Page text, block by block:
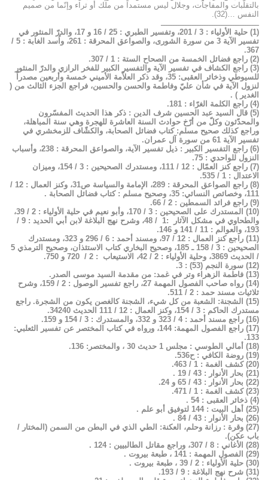
بالتقلّبات والمفاجآت، وجلال ليس مستمداً من ملك أو ثراء وإنّما من صميم
النفس …(32).
ـــــــــــــــــــــــــــــــــــــــــ
(1) حلية الأولياء : 3 / 201، وتفسير الطبري : 25 / 16 و 17، والدرّ المنثور في
تفسير الآية 3 من سورة الشورى، والصواعق المحرقة : 261، واُسد الغابة : 5 /
367.
(2) راجع فضائل الخمسة من الصحاح الستة : 1 / 307.
(3) راجع الكشاف في تفسير الآية والتفسير الكبير للفخر الرازي والدرّ المنثور
للسيوطي وذخائر العقبى: 35، وقد ذكر العلاّمة الأميني خمسة وأربعين مصدراً
لنزول الآية في شأن عليّ وفاطمة والحسن والحسين، فراجع الجزء الثالث من (
الغدير ) .
(4) راجع الكلمة الغرّاء : 181.
(5) قال السيد عبد الحسين شرف الدين : ذكر هذا الحديث المفسّرون
والمحدّثون وكلّ من أرّخ حوادث السنة العاشرة للهجرة وهي سنة المباهلة،
وراجع كذلك صحيح مسلم: كتاب فضائل الصحابة، والكشّاف للزمخشري في
تفسير الآية 61 من سورة آل عمران.
(6) راجع التفسير الكبير : ذيل تفسير الآية، والصواعق المحرقة : 238، وأسباب
النزول للواحدي : 75.
(7) راجع كنز العمّال : 12 / 111، ومستدرك الصحيحين : 3 / 154، وميزان
الاعتدال : 1 / 535.
(8) راجع الصواعق المحرقة : 289، الإمامة والسياسة ص31، وكنز العمال : 12 /
111، وخصائص النسائي: 35، وصحيح مسلم : كتاب فضائل الصحابة .
(9) راجع فرائد السمطين : 2 / 66.
(10) المستدرك على الصحيحين : 3 / 170، وأبو نعيم في حلية الأولياء : 2 / 39،
والطحاوي في مشكل الآثار :1 / 48، وشرح نهج البلاغة لابن أبي الحديد : 9 /
193، والعوالم : 11 / 141 و 146.
(11) راجع كنز العمال : 12 / 97، ومسند أحمد : 6 / 296 و 323، ومستدرك
الصحيحين : 3 / 158 ـ 185، وصحيح البخاري كتاب الاستئذان، وصحيح الترمذي 5
/ الحديث 3869، وحلية الأولياء : 2 / 42، الاستيعاب : 2 / 720 و 750.
(12) سورة النجم (53) : 3.
(13) فاطمة الزهراء وتر في غمد: من مقدمة السيد موسى الصدر.
(14) رواه صاحب الفصول المهمة 27، راجع تفسير الوصول : 2 / 159، وشرح
ثلاثيات مسند حمد : 2 / 511.
(15) الشجنة: الشعبة من كل شيء، الشجنة كالغصن يكون من الشجرة. راجع
مستدرك الحاكم : 3 / 154، وكنز العمال : 12 / 111 الحديث 34240.
(16) راجع مسند أحمد : 4 / 323 و 332، والمستدرك : 3 / 154 و 159.
(17) راجع الفصول المهمة: 144، ورواه في كتاب المختصر عن تفسير الثعلبي:
133.
(18) أمالي الطوسي : مجلس 1 حديث 30 ، والمختصر: 136.
(19) روضة الكافي : ح536.
(20) كشف الغمة : 1 / 463.
(21) بحار الأنوار : 43 / 19 .
(22) بحار الأنوار : 43 / 65 و 24.
(23) كشف الغمة : 1 / 471.
(4) ذخائر العقبى : 54 .
(25) أهل البيت : 144 لتوفيق أبو علم .
(26) بحار الأنوار : 43 / 84 .
(27) وقرة : رزانة وحلم، العكنة: الطي الذي في البطن من السمن (المختار /
باب عكن).
(28) الأغاني : 8 / 307، وراجع مقاتل الطالبيين : 124 .
(29) الفصول المهمة : 141 ، طبعة بيروت .
(30) حلية الأولياء : 2 / 39 ، طبعة بيروت .
(31) شرح نهج البلاغة : 9 / 193.